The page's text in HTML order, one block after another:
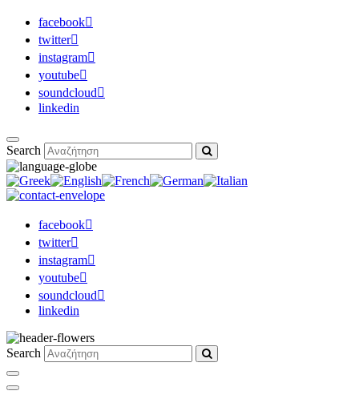
facebook
twitter
instagram
youtube
soundcloud
linkedin
Search
facebook
twitter
instagram
youtube
soundcloud
linkedin
Search